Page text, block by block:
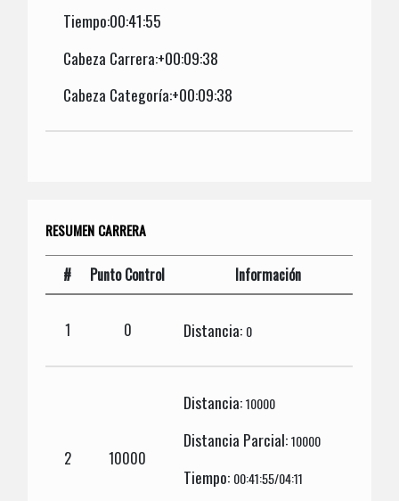
Tiempo:00:41:55
Cabeza Carrera:+00:09:38
Cabeza Categoría:+00:09:38
RESUMEN CARRERA
# Punto Control Información
1 0 Distancia: 0
2 10000
Distancia:10000
Distancia Parcial:10000
Tiempo: 00:41:55/04:11